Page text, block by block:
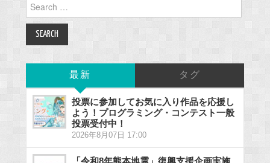
for:
最新 タグ
投票に参加してお気に入り作品を応援し
よう！プログラミング・コンテスト一般
投票受付中！
2026年8月07日 17:00
「令和8年熊本地震」復興支援企画実施